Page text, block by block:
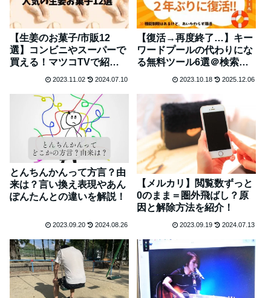
【生姜のお菓子/市販12
選】コンビニやスーパーで
買える！マツコTVで紹介
のおやつ＆生姜糖レシピも
2023.11.02 2024.07.10
【復活→再度終了…】キー
ワードプールの代わりにな
る無料ツール6選＠検索ボ
リューム調査
2023.10.18 2025.12.06
とんちんかんって方言？由
来は？言い換え表現やあん
ぽんたんとの違いを解説！
2023.09.20 2024.08.26
【メルカリ】閲覧数ずっと
0のまま＝圏外飛ばし？原
因と解除方法を紹介！
2023.09.19 2024.07.13